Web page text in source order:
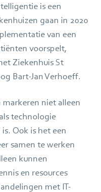
is een
gaan in 2020
van een
voorspelt,
Ziekenhuis St
Bart-Jan Verhoeff.
niet alleen
technologie
Ook is het een
samen te werken
kunnen
en resources
met IT-